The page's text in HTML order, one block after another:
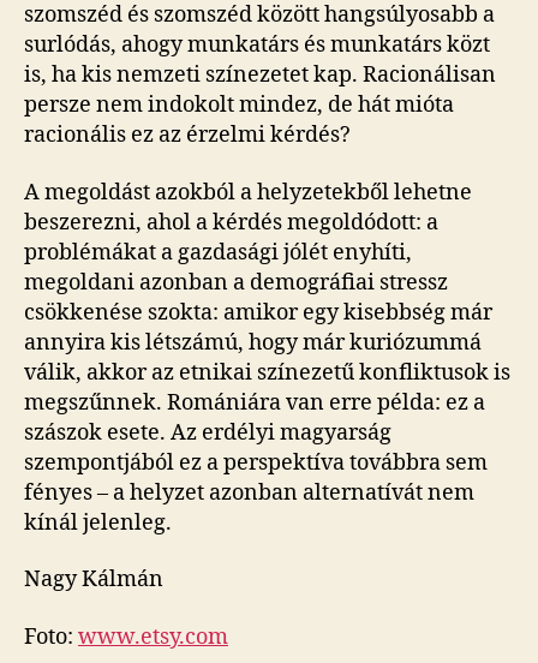
szomszéd és szomszéd között hangsúlyosabb a
surlódás, ahogy munkatárs és munkatárs közt
is, ha kis nemzeti színezetet kap. Racionálisan
persze nem indokolt mindez, de hát mióta
racionális ez az érzelmi kérdés?
A megoldást azokból a helyzetekből lehetne
beszerezni, ahol a kérdés megoldódott: a
problémákat a gazdasági jólét enyhíti,
megoldani azonban a demográfiai stressz
csökkenése szokta: amikor egy kisebbség már
annyira kis létszámú, hogy már kuriózummá
válik, akkor az etnikai színezetű konfliktusok is
megszűnnek. Romániára van erre példa: ez a
szászok esete. Az erdélyi magyarság
szempontjából ez a perspektíva továbbra sem
fényes – a helyzet azonban alternatívát nem
kínál jelenleg.
Nagy Kálmán
Foto: www.etsy.com